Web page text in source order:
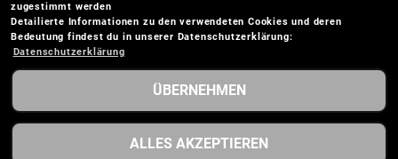
KTM 300 EXC 2026
zugestimmt werden
Detailierte Informationen zu den verwendeten Cookies und deren
Bedeutung findest du in unserer Datenschutzerklärung:
Datenschutzerklärung
ÜBERNEHMEN
ALLES AKZEPTIEREN